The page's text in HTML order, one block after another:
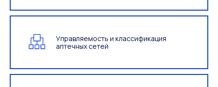
Управляемость и классификация
аптечных сетей